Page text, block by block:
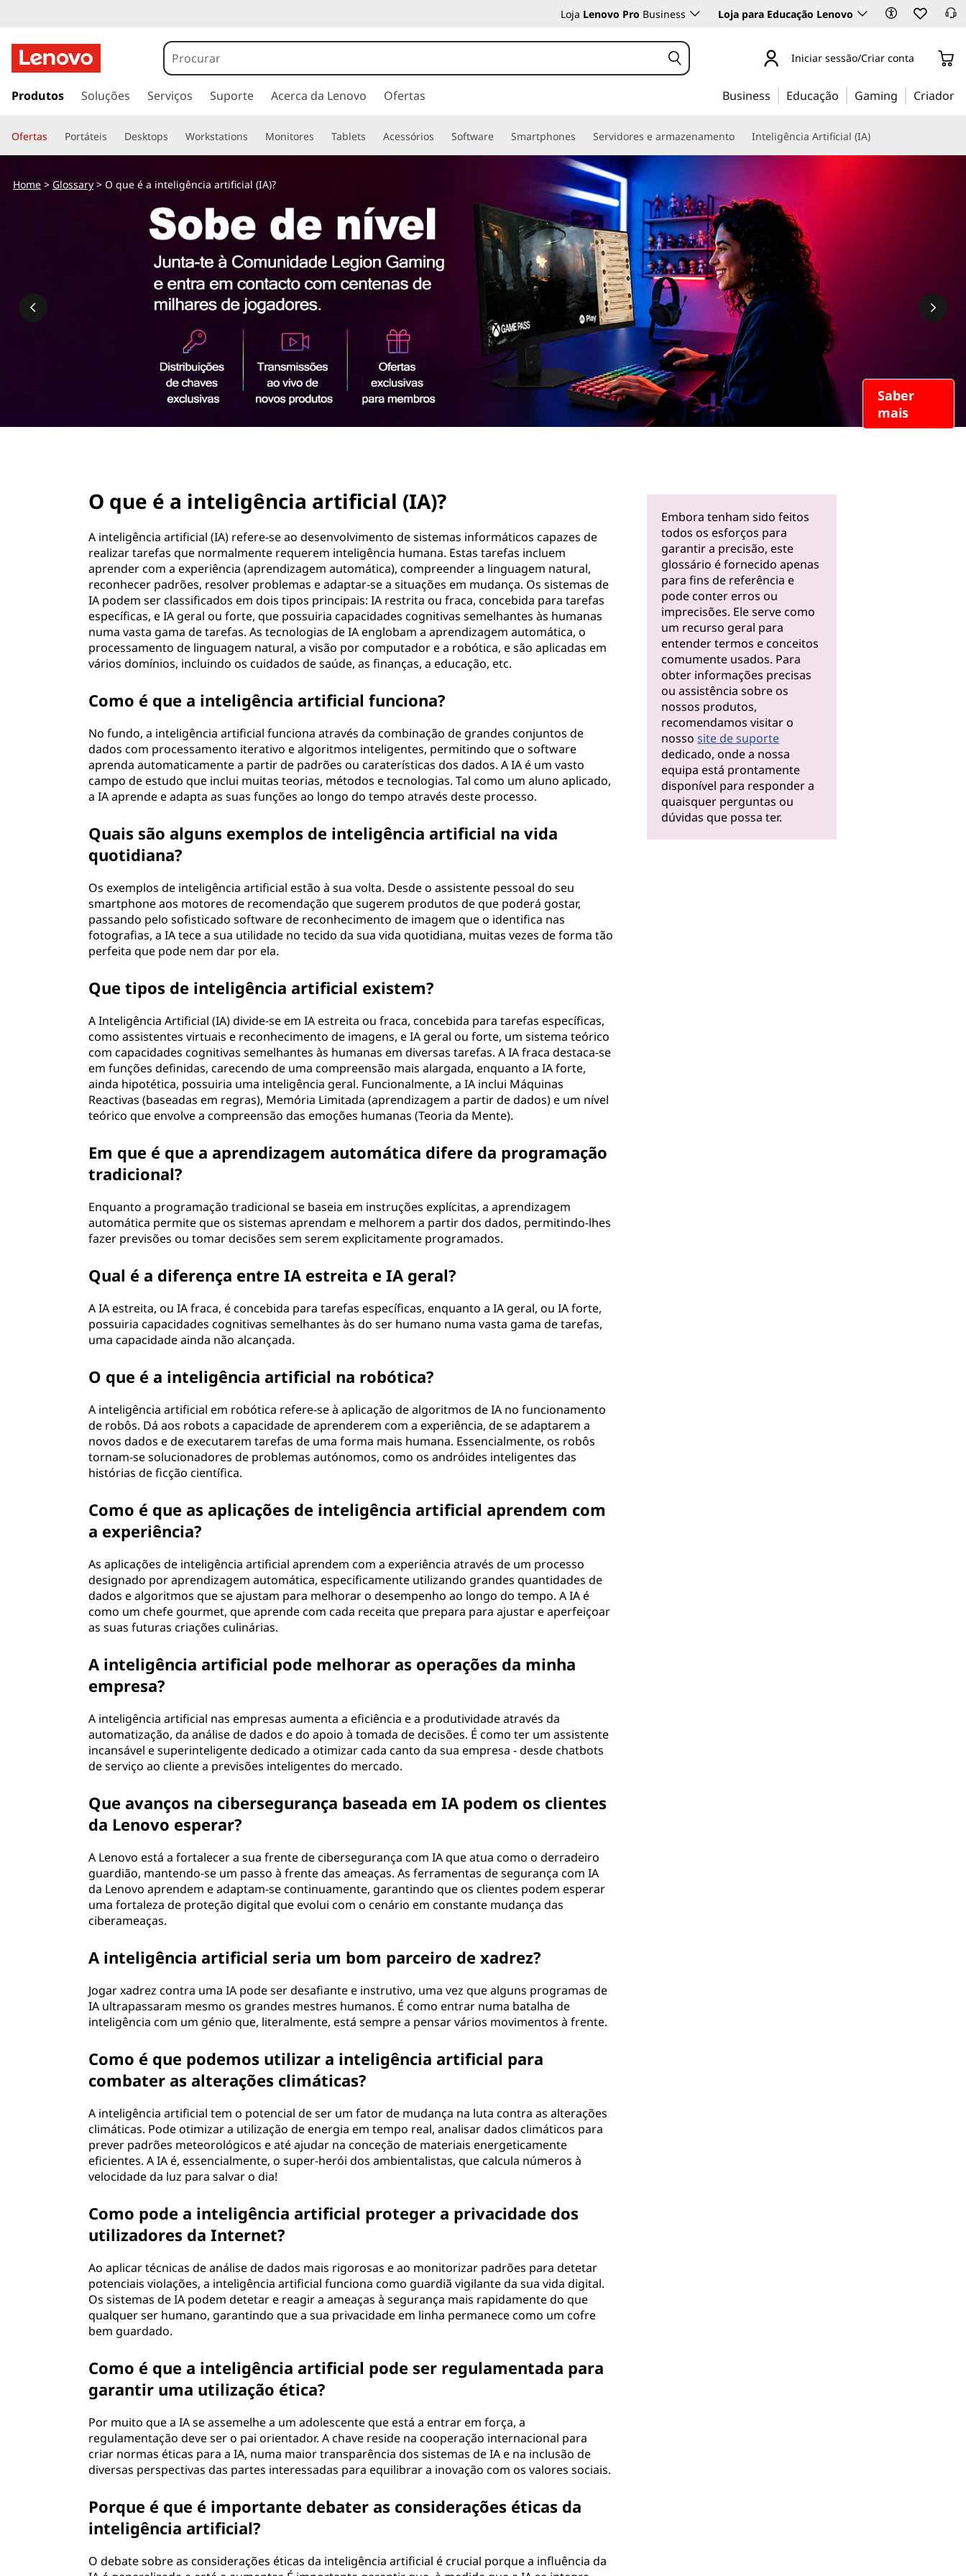
Loja Lenovo Pro Business Loja para Educação Lenovo
a
a
r
a
n
Iniciar sessão/Criar conta
Produtos Soluções Serviços Suporte Acerca da Lenovo Ofertas Business Educação Gaming Criador
Ofertas Portáteis Desktops Workstations Monitores Tablets Acessórios Software Smartphones Servidores e armazenamento Inteligência Artificial (IA)
Saber
mais
Home > Glossary > O que é a inteligência artificial (IA)?
O que é a inteligência artificial (IA)?
A inteligência artificial (IA) refere-se ao desenvolvimento de sistemas informáticos capazes de
realizar tarefas que normalmente requerem inteligência humana. Estas tarefas incluem
aprender com a experiência (aprendizagem automática), compreender a linguagem natural,
reconhecer padrões, resolver problemas e adaptar-se a situações em mudança. Os sistemas de
IA podem ser classificados em dois tipos principais: IA restrita ou fraca, concebida para tarefas
específicas, e IA geral ou forte, que possuiria capacidades cognitivas semelhantes às humanas
numa vasta gama de tarefas. As tecnologias de IA englobam a aprendizagem automática, o
processamento de linguagem natural, a visão por computador e a robótica, e são aplicadas em
vários domínios, incluindo os cuidados de saúde, as finanças, a educação, etc.
Como é que a inteligência artificial funciona?
No fundo, a inteligência artificial funciona através da combinação de grandes conjuntos de
dados com processamento iterativo e algoritmos inteligentes, permitindo que o software
aprenda automaticamente a partir de padrões ou caraterísticas dos dados. A IA é um vasto
campo de estudo que inclui muitas teorias, métodos e tecnologias. Tal como um aluno aplicado,
a IA aprende e adapta as suas funções ao longo do tempo através deste processo.
Quais são alguns exemplos de inteligência artificial na vida
quotidiana?
Os exemplos de inteligência artificial estão à sua volta. Desde o assistente pessoal do seu
smartphone aos motores de recomendação que sugerem produtos de que poderá gostar,
passando pelo sofisticado software de reconhecimento de imagem que o identifica nas
fotografias, a IA tece a sua utilidade no tecido da sua vida quotidiana, muitas vezes de forma tão
perfeita que pode nem dar por ela.
Que tipos de inteligência artificial existem?
A Inteligência Artificial (IA) divide-se em IA estreita ou fraca, concebida para tarefas específicas,
como assistentes virtuais e reconhecimento de imagens, e IA geral ou forte, um sistema teórico
com capacidades cognitivas semelhantes às humanas em diversas tarefas. A IA fraca destaca-se
em funções definidas, carecendo de uma compreensão mais alargada, enquanto a IA forte,
ainda hipotética, possuiria uma inteligência geral. Funcionalmente, a IA inclui Máquinas
Reactivas (baseadas em regras), Memória Limitada (aprendizagem a partir de dados) e um nível
teórico que envolve a compreensão das emoções humanas (Teoria da Mente).
Em que é que a aprendizagem automática difere da programação
tradicional?
Enquanto a programação tradicional se baseia em instruções explícitas, a aprendizagem
automática permite que os sistemas aprendam e melhorem a partir dos dados, permitindo-lhes
fazer previsões ou tomar decisões sem serem explicitamente programados.
Qual é a diferença entre IA estreita e IA geral?
A IA estreita, ou IA fraca, é concebida para tarefas específicas, enquanto a IA geral, ou IA forte,
possuiria capacidades cognitivas semelhantes às do ser humano numa vasta gama de tarefas,
uma capacidade ainda não alcançada.
O que é a inteligência artificial na robótica?
A inteligência artificial em robótica refere-se à aplicação de algoritmos de IA no funcionamento
de robôs. Dá aos robots a capacidade de aprenderem com a experiência, de se adaptarem a
novos dados e de executarem tarefas de uma forma mais humana. Essencialmente, os robôs
tornam-se solucionadores de problemas autónomos, como os andróides inteligentes das
histórias de ficção científica.
Como é que as aplicações de inteligência artificial aprendem com
a experiência?
As aplicações de inteligência artificial aprendem com a experiência através de um processo
designado por aprendizagem automática, especificamente utilizando grandes quantidades de
dados e algoritmos que se ajustam para melhorar o desempenho ao longo do tempo. A IA é
como um chefe gourmet, que aprende com cada receita que prepara para ajustar e aperfeiçoar
as suas futuras criações culinárias.
A inteligência artificial pode melhorar as operações da minha
empresa?
A inteligência artificial nas empresas aumenta a eficiência e a produtividade através da
automatização, da análise de dados e do apoio à tomada de decisões. É como ter um assistente
incansável e superinteligente dedicado a otimizar cada canto da sua empresa - desde chatbots
de serviço ao cliente a previsões inteligentes do mercado.
Que avanços na cibersegurança baseada em IA podem os clientes
da Lenovo esperar?
A Lenovo está a fortalecer a sua frente de cibersegurança com IA que atua como o derradeiro
guardião, mantendo-se um passo à frente das ameaças. As ferramentas de segurança com IA
da Lenovo aprendem e adaptam-se continuamente, garantindo que os clientes podem esperar
uma fortaleza de proteção digital que evolui com o cenário em constante mudança das
ciberameaças.
A inteligência artificial seria um bom parceiro de xadrez?
Jogar xadrez contra uma IA pode ser desafiante e instrutivo, uma vez que alguns programas de
IA ultrapassaram mesmo os grandes mestres humanos. É como entrar numa batalha de
inteligência com um génio que, literalmente, está sempre a pensar vários movimentos à frente.
Como é que podemos utilizar a inteligência artificial para
combater as alterações climáticas?
A inteligência artificial tem o potencial de ser um fator de mudança na luta contra as alterações
climáticas. Pode otimizar a utilização de energia em tempo real, analisar dados climáticos para
prever padrões meteorológicos e até ajudar na conceção de materiais energeticamente
eficientes. A IA é, essencialmente, o super-herói dos ambientalistas, que calcula números à
velocidade da luz para salvar o dia!
Como pode a inteligência artificial proteger a privacidade dos
utilizadores da Internet?
Ao aplicar técnicas de análise de dados mais rigorosas e ao monitorizar padrões para detetar
potenciais violações, a inteligência artificial funciona como guardiã vigilante da sua vida digital.
Os sistemas de IA podem detetar e reagir a ameaças à segurança mais rapidamente do que
qualquer ser humano, garantindo que a sua privacidade em linha permanece como um cofre
bem guardado.
Como é que a inteligência artificial pode ser regulamentada para
garantir uma utilização ética?
Por muito que a IA se assemelhe a um adolescente que está a entrar em força, a
regulamentação deve ser o pai orientador. A chave reside na cooperação internacional para
criar normas éticas para a IA, numa maior transparência dos sistemas de IA e na inclusão de
diversas perspectivas das partes interessadas para equilibrar a inovação com os valores sociais.
Porque é que é importante debater as considerações éticas da
inteligência artificial?
O debate sobre as considerações éticas da inteligência artificial é crucial porque a influência da
Embora tenham sido feitos
todos os esforços para
garantir a precisão, este
glossário é fornecido apenas
para fins de referência e
pode conter erros ou
imprecisões. Ele serve como
um recurso geral para
entender termos e conceitos
comumente usados. Para
obter informações precisas
ou assistência sobre os
nossos produtos,
recomendamos visitar o
nossosite de suporte
dedicado, onde a nossa
equipa está prontamente
disponível para responder a
quaisquer perguntas ou
dúvidas que possa ter.